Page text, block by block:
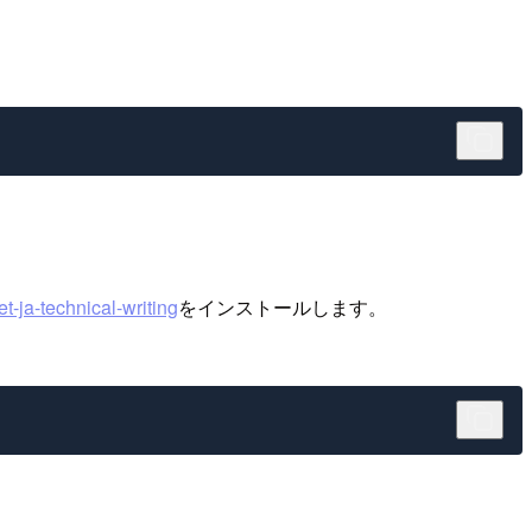
ja-technical-writingをインストールします。